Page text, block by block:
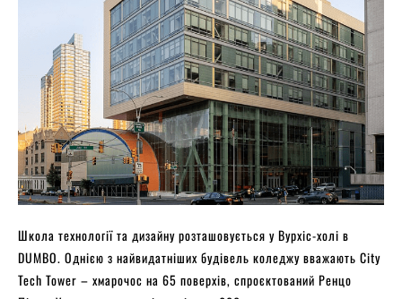
Школа технології та дизайну розташовується у Вурхіс-холі в
DUMBO. Однією з найвидатніших будівель коледжу вважають City
Tech Tower – хмарочос на 65 поверхів, спроєктований Ренцо